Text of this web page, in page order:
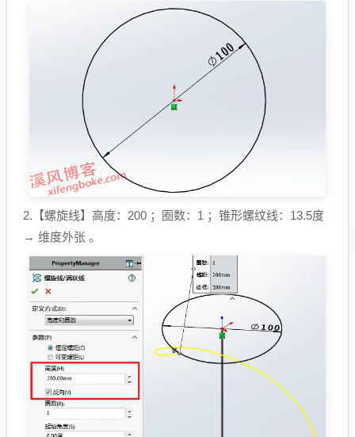
2.【螺旋线】高度：200 ；圈数：1 ； 锥形螺纹线：13.5度
→ 维度外张 。